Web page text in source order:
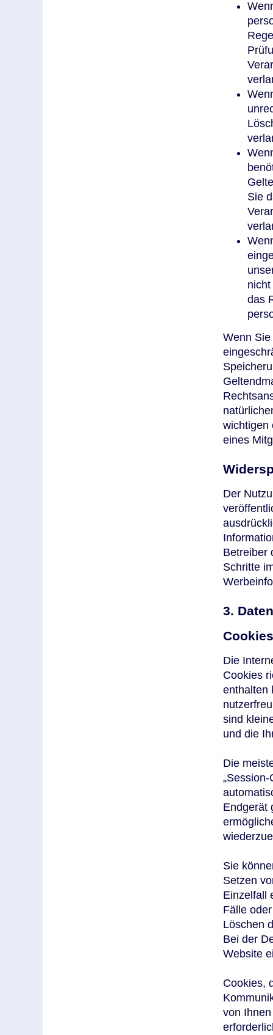
Sie
das
Wenn
wichtigen
eines
Der
Betreiber
Schritte
3.
Cookies
Die
Cookies
enthalten
sind
und die
Die
Endgerät
Sie
Setzen
Einzelfall
Fälle
Löschen
Bei der
Website
Cookies,
von